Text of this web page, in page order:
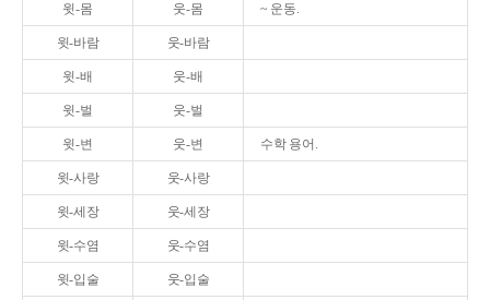
윗-몸 웃-몸 ~ 운동.
윗-바람 웃-바람
윗-배 웃-배
윗-벌 웃-벌
윗-변 웃-변 수학 용어.
윗-사랑 웃-사랑
윗-세장 웃-세장
윗-수염 웃-수염
윗-입술 웃-입술